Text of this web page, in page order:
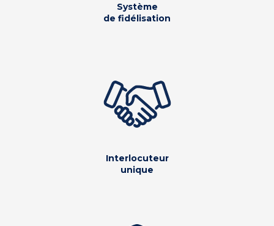
Système
de fidélisation
Interlocuteur
unique